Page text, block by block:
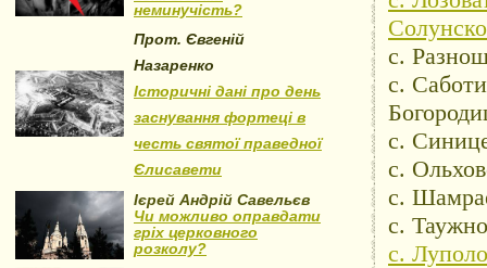
неминучість?
Прот. Євгеній
Назаренко
Історичні дані про день
заснування фортеці в
честь святої праведної
Єлисавети
Ієрей Андрій Савельєв
Чи можливо оправдати
гріх церковного
розколу?
с.
с.
с.
с.
с.
с.
с.